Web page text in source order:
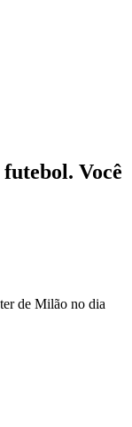
Você
de Milão no dia